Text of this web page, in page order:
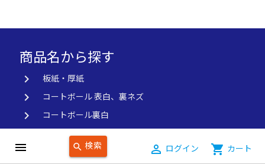
menu search 検索 person_outline ログイン shopping_cart カート
商品名から探す
keyboard_arrow_right 板紙・厚紙
keyboard_arrow_right コートボール 表白、裏ネズ
keyboard_arrow_right コートボール裏白
チップボール
keyboard_arrow_right 裏白チップボール